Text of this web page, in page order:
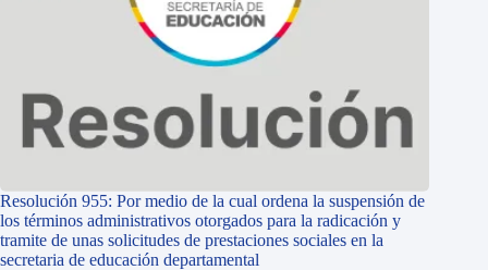
Resolución 955: Por medio de la cual ordena la suspensión de
los términos administrativos otorgados para la radicación y
tramite de unas solicitudes de prestaciones sociales en la
secretaria de educación departamental